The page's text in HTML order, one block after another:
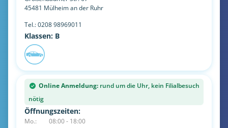
45481 Mülheim an der Ruhr
Tel.:0208 98969011
Klassen: B
Online Anmeldung: rund um die Uhr, kein Filialbesuch
nötig
Öffnungszeiten:
Mo.:
08:00 - 18:00